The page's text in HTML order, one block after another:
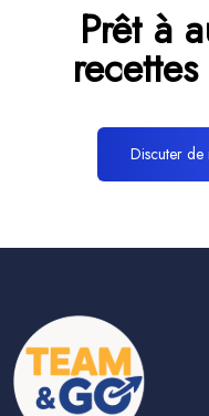
Prêt à
Discuter de